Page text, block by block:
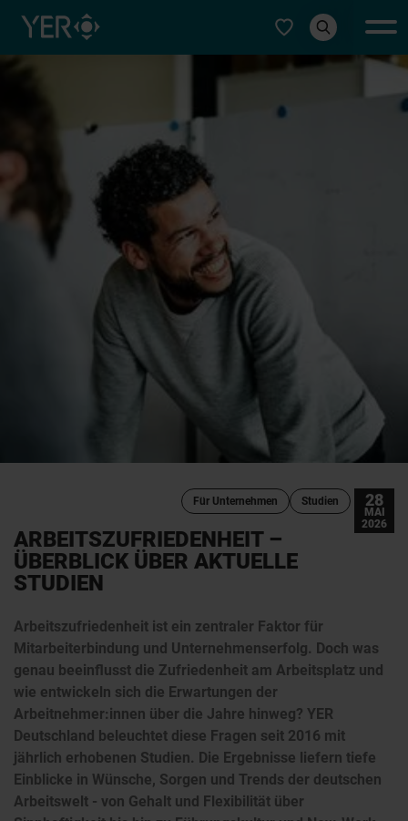
Typ auswählen
Studien
Für Unternehmen
ARBEITSZUFRIEDENHEIT –
ÜBERBLICK ÜBER AKTUELLE
STUDIEN
Arbeitszufriedenheit ist ein zentraler Faktor für
Mitarbeiterbindung und Unternehmenserfolg. Doch was
genau beeinflusst die Zufriedenheit am Arbeitsplatz und
wie entwickeln sich die Erwartungen der
Arbeitnehmer:innen über die Jahre hinweg? YER
Deutschland beleuchtet diese Fragen seit 2016 mit
jährlich erhobenen Studien. Die Ergebnisse liefern tiefe
Einblicke in Wünsche, Sorgen und Trends der deutschen
Arbeitswelt - von Gehalt und Flexibilität über
28
MAI
2026